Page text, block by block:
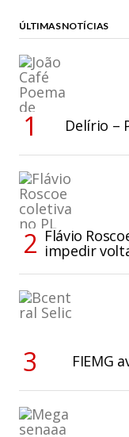
ÚLTIMAS NOTÍCIAS
Delírio –
Flávio
impedir
FIEMG